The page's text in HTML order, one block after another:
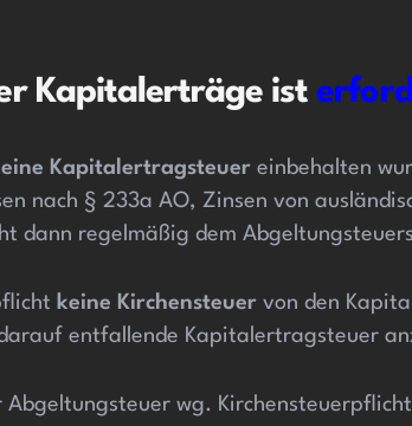
Kapitalerträge ist
Kapitalertragsteuer einbehalten
nach § 233a AO, Zinsen von
dann regelmäßig dem
keine Kirchensteuer von den
entfallende Kapitalertragsteuer
Abgeltungsteuer wg.